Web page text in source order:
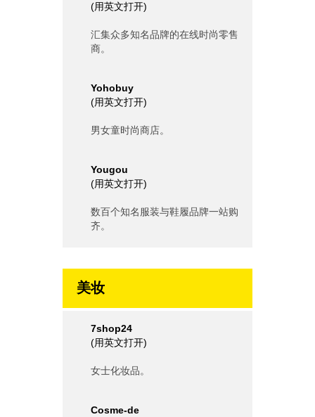
(用英文打开)
汇集众多知名品牌的在线时尚零售
商。
Yohobuy
(用英文打开)
男女童时尚商店。
Yougou
(用英文打开)
数百个知名服装与鞋履品牌一站购
齐。
美妆
7shop24
(用英文打开)
女士化妆品。
Cosme-de